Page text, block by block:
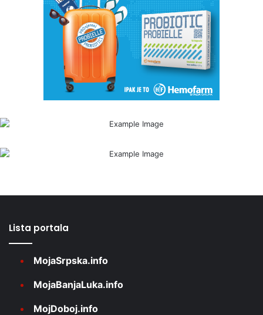
Lista portala
MojaSrpska.info
MojaBanjaLuka.info
MojDoboj.info